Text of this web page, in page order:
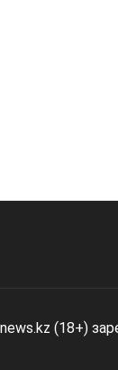
(18+)